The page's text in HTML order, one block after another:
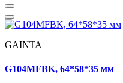
GAINTA
G104MFBK, 64*58*35 мм